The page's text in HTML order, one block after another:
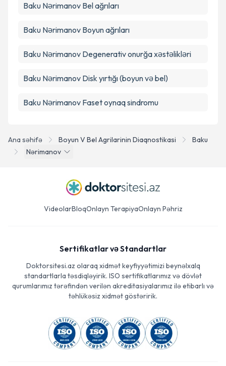
Ana səhifə Boyun V Bel Agrilarinin Diaqnostikasi
Baku
Nərimanov
Baku Nərimanov Bel ağrıları
Baku Nərimanov Boyun ağrıları
Baku Nərimanov Degenerativ onurğa xəstəlikləri
Baku Nərimanov Disk yırtığı (boyun və bel)
Baku Nərimanov Faset oynaq sindromu
VideolarBloqOnlayn TerapiyaOnlayn Pəhriz
Sertifikatlar və Standartlar
Doktorsitesi.az olaraq xidmət keyfiyyətimizi beynəlxalq
standartlarla təsdiqləyirik. ISO sertifikatlarımız və dövlət
qurumlarımız tərəfindən verilən akreditasiyalarımız ilə etibarlı və
təhlükəsiz xidmət göstəririk.